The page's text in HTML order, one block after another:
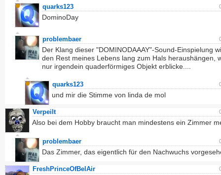
quarks123
DominoDay
problembaer
Der Klang dieser "DOMINODAAAY"-Sound-Einspielung
den Rest meines Lebens lang zum Hals heraushängen,
nur irgendein quaderförmiges Objekt erblicke....
quarks123
und mir die Stimme von linda de mol
Verpeilt
Also bei dem Hobby braucht man mindestens ein Zimmer
problembaer
Das Zimmer, das eigentlich für den Nachwuchs
FreshPrinceOfBelAir